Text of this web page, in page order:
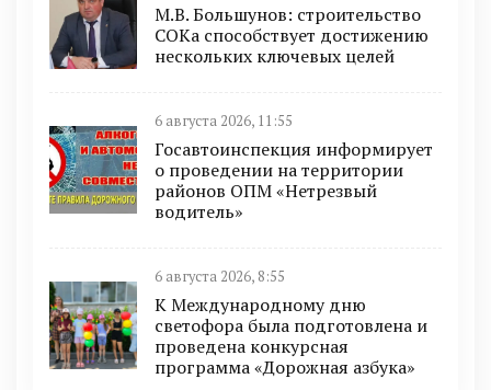
М.В. Большунов: строительство
СОКа способствует достижению
нескольких ключевых целей
6 августа 2026, 11:55
Госавтоинспекция информирует
о проведении на территории
районов ОПМ «Нетрезвый
водитель»
6 августа 2026, 8:55
К Международному дню
светофора была подготовлена и
проведена конкурсная
программа «Дорожная азбука»